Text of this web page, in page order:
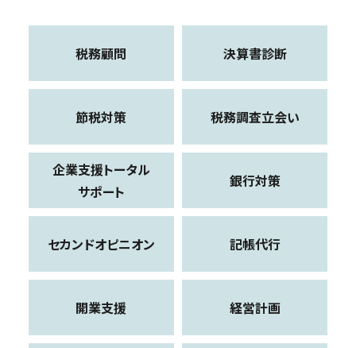
税務顧問 決算書診断
節税対策 税務調査立会い
企業支援トータル
サポート
銀行対策
セカンドオピニオン 記帳代行
開業支援 経営計画